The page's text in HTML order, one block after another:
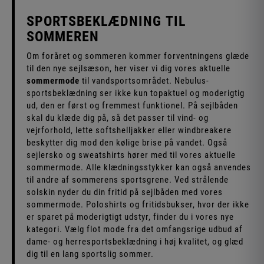
SPORTSBEKLÆDNING TIL
SOMMEREN
Om foråret og sommeren kommer forventningens glæde
til den nye sejlsæson, her viser vi dig vores aktuelle
sommermode til vandsportsområdet. Nebulus-
sportsbeklædning ser ikke kun topaktuel og moderigtig
ud, den er først og fremmest funktionel. På sejlbåden
skal du klæde dig på, så det passer til vind- og
vejrforhold, lette softshelljakker eller windbreakere
beskytter dig mod den kølige brise på vandet. Også
sejlersko og sweatshirts hører med til vores aktuelle
sommermode. Alle klædningsstykker kan også anvendes
til andre af sommerens sportsgrene. Ved strålende
solskin nyder du din fritid på sejlbåden med vores
sommermode. Poloshirts og fritidsbukser, hvor der ikke
er sparet på moderigtigt udstyr, finder du i vores nye
kategori. Vælg flot mode fra det omfangsrige udbud af
dame- og herresportsbeklædning i høj kvalitet, og glæd
dig til en lang sportslig sommer.